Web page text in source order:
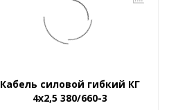
Кабель силовой гибкий КГ
4x2,5 380/660-3